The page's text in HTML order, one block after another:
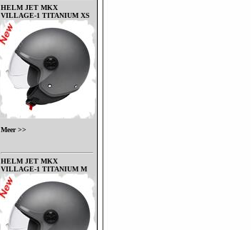
HELM JET MKX
VILLAGE-1 TITANIUM XS
Meer >>
HELM JET MKX
VILLAGE-1 TITANIUM M